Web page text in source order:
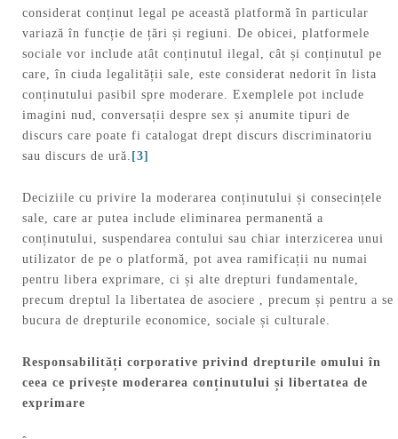
considerat conținut legal pe această platformă în particular
variază în funcție de țări și regiuni. De obicei, platformele
sociale vor include atât conținutul ilegal, cât și conținutul pe
care, în ciuda legalității sale, este considerat nedorit în lista
conținutului pasibil spre moderare. Exemplele pot include
imagini nud, conversații despre sex și anumite tipuri de
discurs care poate fi catalogat drept discurs discriminatoriu
sau discurs de ură. [3]
Deciziile cu privire la moderarea conținutului și consecințele
sale, care ar putea include eliminarea permanentă a
conținutului, suspendarea contului sau chiar interzicerea unui
utilizator de pe o platformă, pot avea ramificații nu numai
pentru libera exprimare, ci și alte drepturi fundamentale,
precum dreptul la libertatea de asociere , precum și pentru a se
bucura de drepturile economice, sociale și culturale.
Responsabilități corporative privind drepturile omului în
ceea ce privește moderarea conținutului și libertatea de
exprimare